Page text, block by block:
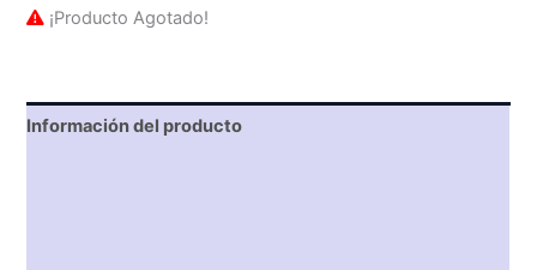
¡Producto Agotado!
Información del producto